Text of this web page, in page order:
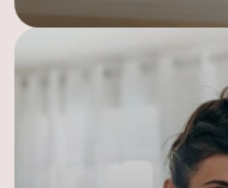
Comprar casa ou